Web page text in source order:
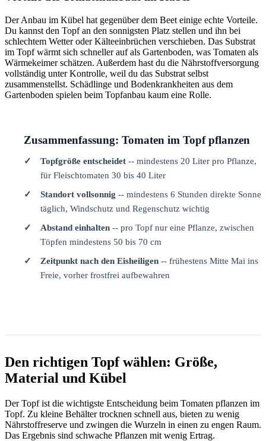
Der Anbau im Kübel hat gegenüber dem Beet einige echte Vorteile.
Du kannst den Topf an den sonnigsten Platz stellen und ihn bei
schlechtem Wetter oder Kälteeinbrüchen verschieben. Das Substrat
im Topf wärmt sich schneller auf als Gartenboden, was Tomaten als
Wärmekeimer schätzen. Außerdem hast du die Nährstoffversorgung
vollständig unter Kontrolle, weil du das Substrat selbst
zusammenstellst. Schädlinge und Bodenkrankheiten aus dem
Gartenboden spielen beim Topfanbau kaum eine Rolle.
Zusammenfassung: Tomaten im Topf pflanzen
Topfgröße entscheidet -- mindestens 20 Liter pro Pflanze,
für Fleischtomaten 30 bis 40 Liter
Standort vollsonnig -- mindestens 6 Stunden direkte Sonne
täglich, Windschutz und Regenschutz wichtig
Abstand einhalten -- pro Topf nur eine Pflanze, zwischen
Töpfen mindestens 50 bis 70 cm
Zeitpunkt nach den Eisheiligen -- frühestens Mitte Mai ins
Freie, vorher frostfrei aufbewahren
Den richtigen Topf wählen: Größe,
Material und Kübel
Der Topf ist die wichtigste Entscheidung beim Tomaten pflanzen im
Topf. Zu kleine Behälter trocknen schnell aus, bieten zu wenig
Nährstoffreserve und zwingen die Wurzeln in einen zu engen Raum.
Das Ergebnis sind schwache Pflanzen mit wenig Ertrag.